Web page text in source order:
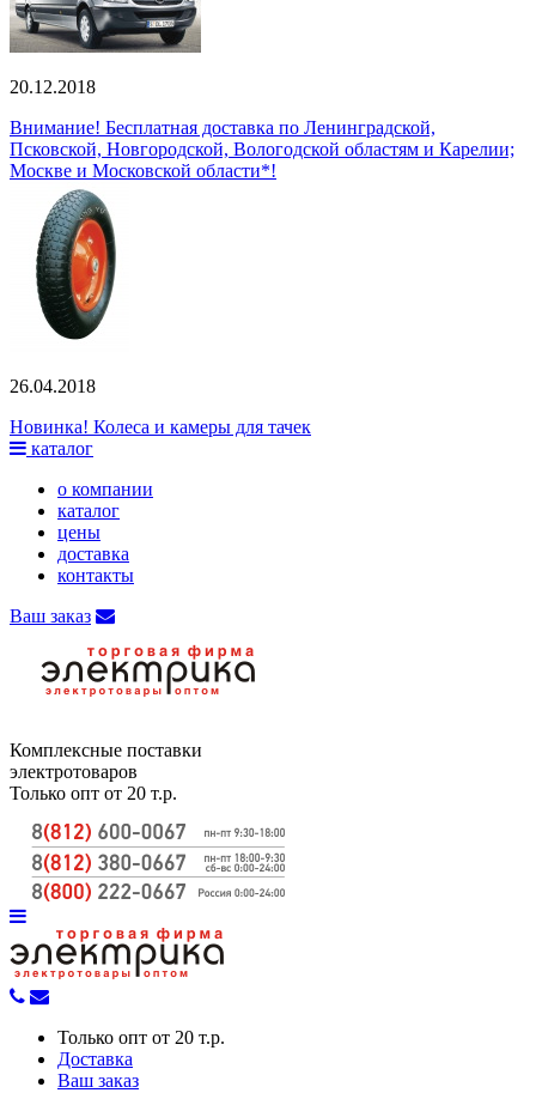
20.12.2018
Внимание! Бесплатная доставка по Ленинградской,
Псковской, Новгородской, Вологодской областям и Карелии;
Москве и Московской области*!
26.04.2018
Новинка! Колеса и камеры для тачек
каталог
о компании
каталог
цены
доставка
контакты
Ваш заказ
Комплексные поставки
электротоваров
Только опт от 20 т.р.
Только опт от 20 т.р.
Доставка
Ваш заказ